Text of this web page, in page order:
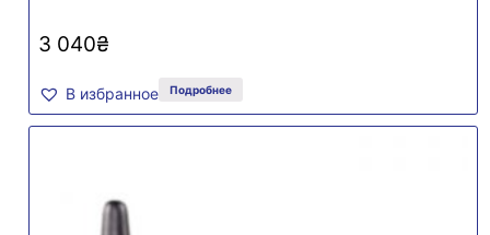
3 040₴
Подробнее
В избранное